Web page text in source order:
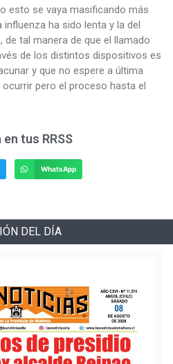
esto se vaya masificando más
ha sido lenta y la del
tal manera de que el llamado
de los distintos dispositivos es
y que no espere a última
pero el proceso hasta el
tus RRSS
WhatsApp
DEL DÍA